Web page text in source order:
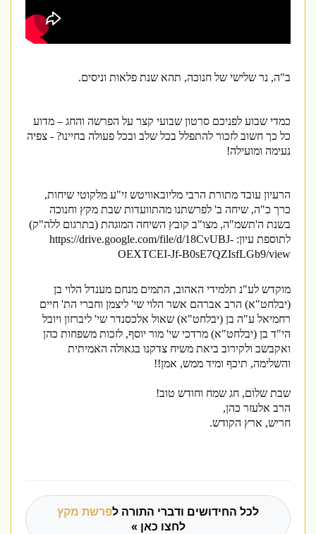
ב"ה, נר שלישי של חנוכה, תהא שנת פלאות וניסים.
כמדי שבוע לפניכם סרטון שבועי קצר על הפרשה והחג – מדוע
כל כך חשוב לזכור להתפלל בכל שלב ובכל פעולה בחיינו? - צפיה
נעימה ומועילה!
הרעיון עובד מתורת הרבי מליובאוויטש זי"ע מלקוטי שיחות,
כרך כ"ה, שיחה ב' לפרשתנו מהתוועדות שבת מקץ וחנוכה
בשנת ה'תשמ"ה, מצו"ב קובץ השיחה המוגהת (בתרגום ללה"ק)
לתוספת עיון:
https://drive.google.com/file/d/18CvUBJ-
OEXTCEI-Jf-B0sE7QZIsfLGb9/view
מוקדש לע"נ תלמידי האהוב, התמים מנחם מענדל הלוי בן
(יבלחט"א) הרב אברהם אשר הלוי שי' ליצמן וחברי הת' חיים
רחמיאל ע"ה בן (יבלחט"א) שאול אלכסנדר שי' ליברזון ויובל
הי"ד בן (יבלחט"א) מרדכי שי' מור יוסף, לזכות משפחות כהן
ואקבשב ולקירוב ביאת משיח צדקנו בגאולה האמיתית
והשלימה, תיכף ומיד ממש, אמן!!
שבת שלום, חג שמח וחודש טוב!
הרב אלעזר כהן,
חריש, ארץ הקודש.
לכל החידושים ודברי התורה לפרשת מקץ
לחצו כאן »